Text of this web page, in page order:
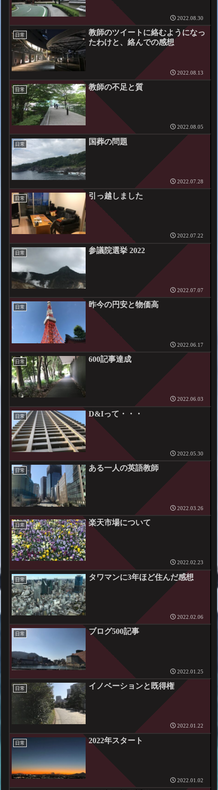
2022.08.30
日常
教師のツイートに絡むようになっ
たわけと、絡んでの感想
2022.08.13
日常 教師の不足と質
2022.08.05
日常 国葬の問題
2022.07.28
日常 引っ越しました
2022.07.22
日常 参議院選挙 2022
2022.07.07
日常 昨今の円安と物価高
2022.06.17
日常 600記事達成
2022.06.03
日常 D&Iって・・・
2022.05.30
日常 ある一人の英語教師
2022.03.26
日常 楽天市場について
2022.02.23
日常 タワマンに3年ほど住んだ感想
2022.02.06
日常 ブログ500記事
2022.01.25
日常 イノベーションと既得権
2022.01.22
日常 2022年スタート
2022.01.02